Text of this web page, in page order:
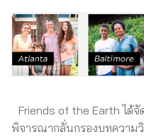
Friends of the Earth ได้
พิจารณากลั่นกรองบทความ